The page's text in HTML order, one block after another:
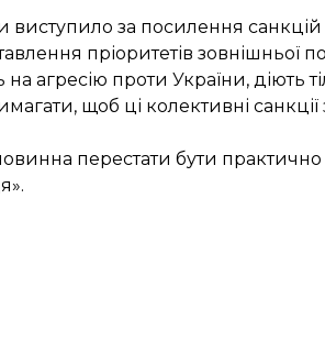
виступило за посилення
пріоритетів зовнішньої
на агресію проти України,
щоб ці колективні санкції
перестати бути